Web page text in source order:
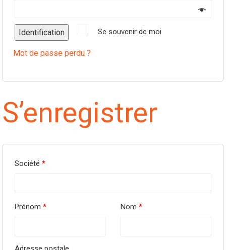
Se souvenir de moi
Identification
Mot de passe perdu ?
S’enregistrer
Société *
Prénom * Nom *